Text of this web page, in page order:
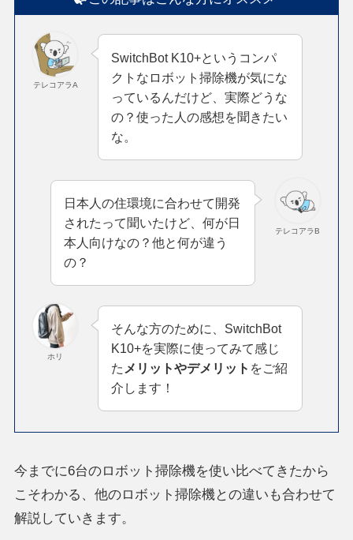
テレコアラA
SwitchBot K10+というコンパ
クトなロボット掃除機が気にな
っているんだけど、実際どうな
の？使った人の感想を聞きたい
な。
テレコアラB
日本人の住環境に合わせて開発
されたって聞いたけど、何が日
本人向けなの？他と何が違う
の？
ホリ
そんな方のために、SwitchBot
K10+を実際に使ってみて感じ
た メリットやデメリット をご紹
介します！
今までに6台のロボット掃除機を使い比べてきたから
こそわかる、他のロボット掃除機との違いも合わせて
解説していきます。